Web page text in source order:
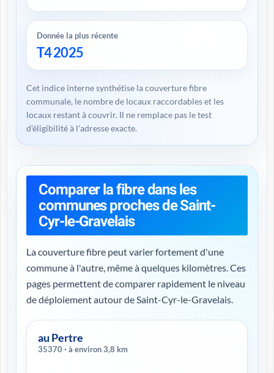
Donnée la plus récente
T4 2025
Cet indice interne synthétise la couverture fibre
communale, le nombre de locaux raccordables et les
locaux restant à couvrir. Il ne remplace pas le test
d'éligibilité à l'adresse exacte.
Comparer la fibre dans les
communes proches de Saint-
Cyr-le-Gravelais
La couverture fibre peut varier fortement d'une
commune à l'autre, même à quelques kilomètres. Ces
pages permettent de comparer rapidement le niveau
de déploiement autour de Saint-Cyr-le-Gravelais.
au Pertre
35370 · à environ 3,8 km